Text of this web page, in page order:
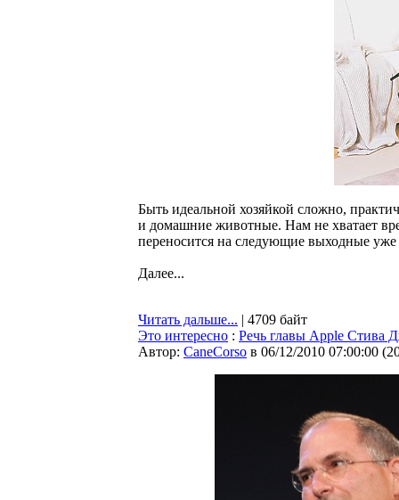
Быть идеальной хозяйкой сложно,
и домашние животные. Нам не хватает
переносится на следующие выходные
Далее...
Читать дальше... | 4709 байт
Это интересно : Речь главы Apple Стива
Автор: CaneCorso в 06/12/2010 07:00:00 (